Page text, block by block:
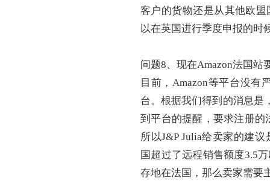
客户的货物还是从其他欧
以在英国进行季度申报的时
问题8、现在Amazon法国站
目前， Amazon等平台没有
台。根据我们得到的消息是
到平台的提醒，要求注册的
所以J&P Julia给卖家的建
国超过了远程销售额度3.5
存地在法国，那么卖家需要